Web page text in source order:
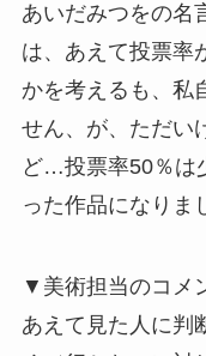
あいだみつをの名
は、あえて投票率
かを考えるも、私
せん、が、ただい
ど…投票率50％は
った作品になりま
▼美術担当のコメ
あえて見た人に判